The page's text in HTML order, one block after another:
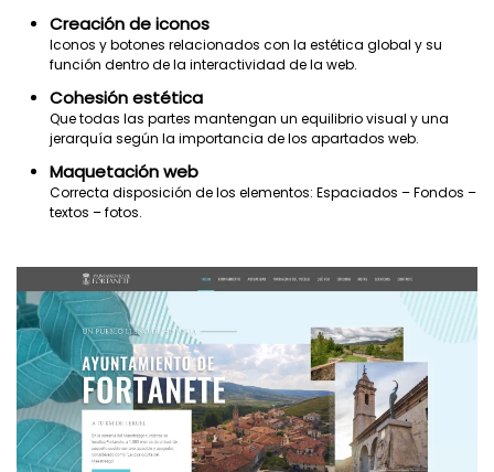
Creación de iconos
Iconos y botones relacionados con la estética global y su
función dentro de la interactividad de la web.
Cohesión estética
Que todas las partes mantengan un equilibrio visual y una
jerarquía según la importancia de los apartados web.
Maquetación web
Correcta disposición de los elementos: Espaciados – Fondos –
textos – fotos.